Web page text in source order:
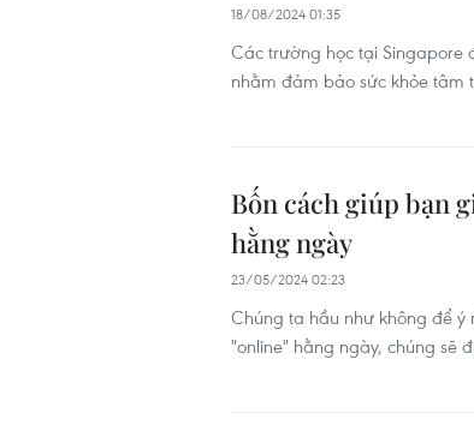
18/08/2024 01:35
Các trường học tại Singapore
nhằm đảm bảo sức khỏe tâm
Bốn cách giúp bạn
hằng ngày
23/05/2024 02:23
Chúng ta hầu như không để
"online" hằng ngày, chúng sẽ